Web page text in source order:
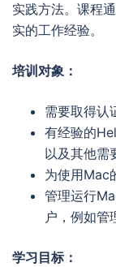
实践方法。课程
实的工作经验。
培训对象：
需要取得认
有经验的
以及其他需
为使用Mac
管理运行
户，例如管
学习目标：